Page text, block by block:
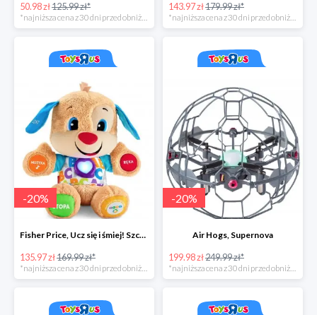
50.98 zł125.99 zł*
*najniższa cena z 30 dni przed obniżką
143.97 zł179.99 zł*
*najniższa cena z 30 dni przed obniżką
-20%
Fisher Price, Ucz się i śmiej! Szczeniaczek Uczniaczek "Poziomy Nauki"
135.97 zł169.99 zł*
-20%
Air Hogs, Supernova
199.98 zł249.99 zł*